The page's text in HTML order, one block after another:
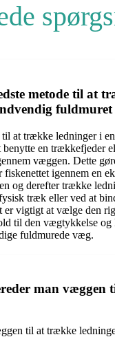
metode til at
til at trække ledninger i
en trækkefjeder
væggen. Dette
igennem en
og derefter trække
træk eller ved at
er vigtigt at vælge den
til den vægtykkelse og
fuldmurede væg.
man væggen
til at trække